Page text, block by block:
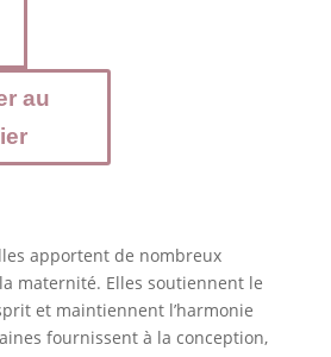
au
apportent de nombreux
maternité. Elles soutiennent le
et maintiennent l’harmonie
fournissent à la conception,